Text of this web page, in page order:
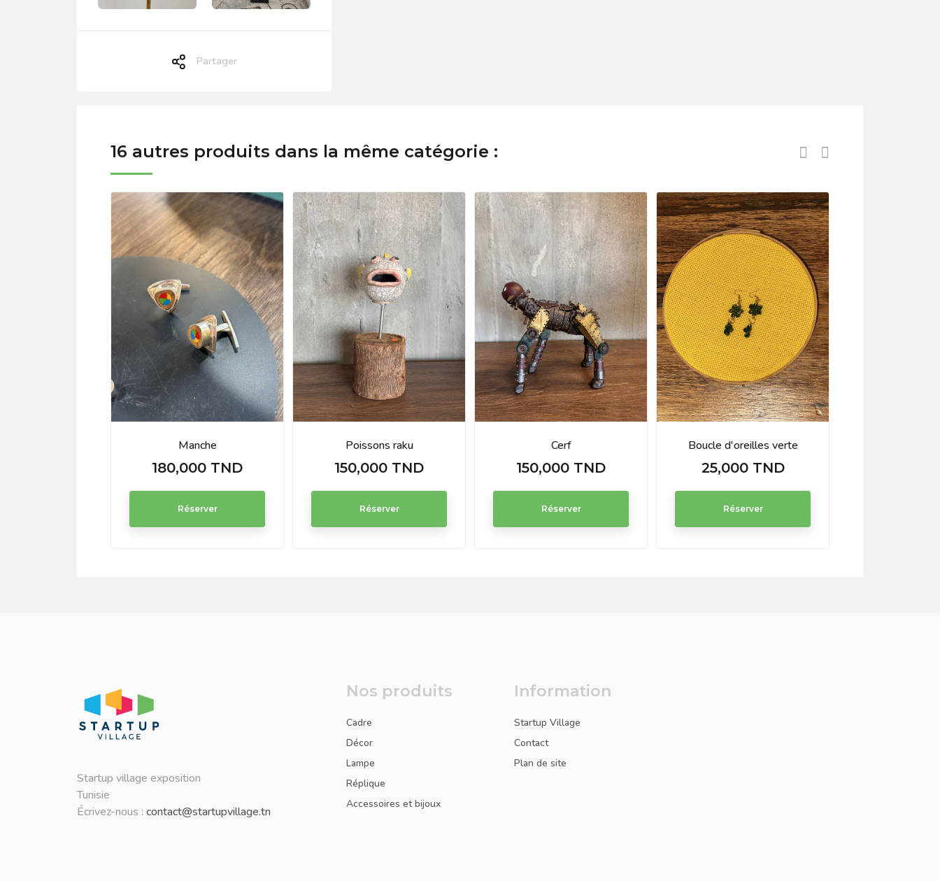
Partager
16 autres produits dans la même catégorie :
Manche
Prix
180,000 TND
Réserver
Poissons raku
Prix
150,000 TND
Réserver
Cerf
Prix
150,000 TND
Réserver
Boucle d'oreilles verte
Prix
25,000 TND
Réserver
Startup village exposition
Tunisie
Écrivez-nous : contact@startupvillage.tn
Nos produits
Cadre
Décor
Lampe
Réplique
Accessoires et bijoux
Information
Startup Village
Contact
Plan de site